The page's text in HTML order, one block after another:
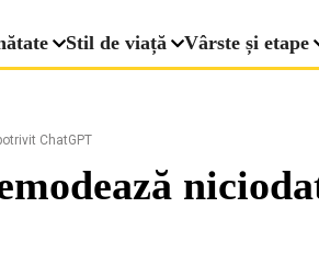
Stil de viață Vârste și etape
ChatGPT